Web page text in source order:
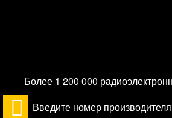
Более 1 200 000